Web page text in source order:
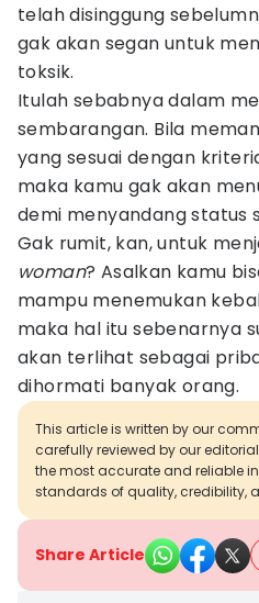
telah disinggung
gak akan segan untuk
toksik.
Itulah sebabnya dalam
sembarangan. Bila
yang sesuai dengan
maka kamu gak akan
demi menyandang status
Gak rumit, kan, untuk
woman? Asalkan kamu
mampu menemukan
maka hal itu sebenarnya
akan terlihat sebagai
dihormati banyak orang.
This article is written by our
carefully reviewed by our
the most accurate and reliable
standards of quality, credibility,
Share Article